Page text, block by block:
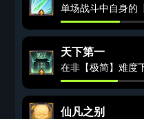
单场战斗中自身的
天下第一
在非【极简】难度
仙凡之别